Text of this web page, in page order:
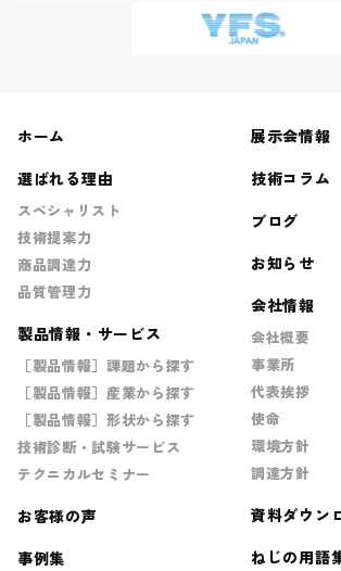
ホーム
選ばれる理由
スペシャリスト
技術提案力
商品調達力
品質管理力
製品情報・サービス
［製品情報］課題から探す
［製品情報］産業から探す
［製品情報］形状から探す
技術診断・試験サービス
テクニカルセミナー
お客様の声
事例集
展示会情報
技術コラム
ブログ
お知らせ
会社情報
会社概要
事業所
代表挨拶
使命
環境方針
調達方針
資料ダウン
ねじの用語